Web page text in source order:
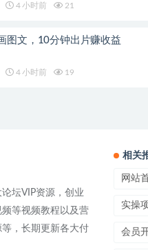
4 小时前 21
图文，10分钟出片赚收益
4 小时前 19
坛VIP资源，创业
等视频教程以及营
，长期更新各大付
相关
网站
实操
会员